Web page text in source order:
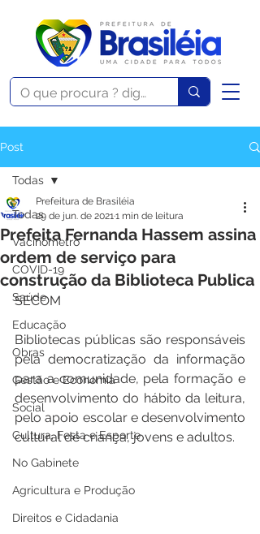
Post
Todas
Vacinômetro
COVID-19
Saúde
Educação
Obras
Gestão e Economia
Social
Cultura, Festa e Esporte
No Gabinete
Agricultura e Produção
Direitos e Cidadania
Todas
Prefeita Fernanda Hassem assina
ordem de serviço para
construção da Biblioteca Publica
Prefeitura de Brasiléia
29 de jun. de 20211 min de leitura
SECOM
Bibliotecas públicas são responsáveis
pela democratização da informação
para a comunidade, pela formação e
desenvolvimento do hábito da leitura,
pelo apoio escolar e desenvolvimento
cultural de criança, jovens e adultos.